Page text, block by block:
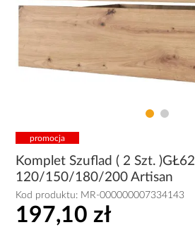
promocja
Komplet Szuflad ( 2 Szt. )GŁ62
120/150/180/200 Artisan
Kod produktu: MR-000000007334143
197,10 zł